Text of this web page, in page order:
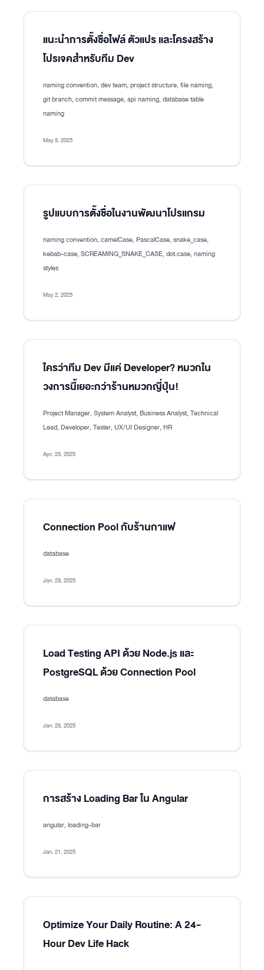
แนะนำการตั้งชื่อไฟล์ ตัวแปร และโครงสร้าง
โปรเจคสำหรับทีม Dev
naming convention, dev team, project structure, file naming,
git branch, commit message, api naming, database table
naming
May 3, 2025
รูปแบบการตั้งชื่อในงานพัฒนาโปรแกรม
naming convention, camelCase, PascalCase, snake_case,
kebab-case, SCREAMING_SNAKE_CASE, dot.case, naming
styles
May 2, 2025
ใครว่าทีม Dev มีแค่ Developer? หมวกใน
วงการนี้เยอะกว่าร้านหมวกญี่ปุ่น!
Project Manager, System Analyst, Business Analyst, Technical
Lead, Developer, Tester, UX/UI Designer, HR
Apr. 23, 2025
Connection Pool กับร้านกาแฟ
database
Jan. 23, 2025
Load Testing API ด้วย Node.js และ
PostgreSQL ด้วย Connection Pool
database
Jan. 23, 2025
การสร้าง Loading Bar ใน Angular
angular, loading-bar
Jan. 21, 2025
Optimize Your Daily Routine: A 24-
Hour Dev Life Hack